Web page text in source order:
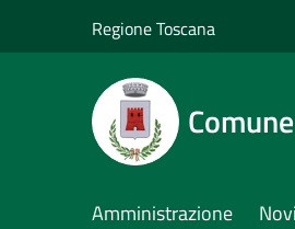
Regione Toscana
Amministrazione